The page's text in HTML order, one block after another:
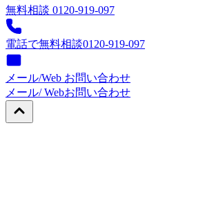
無料相談 0120-919-097
電話で無料相談0120-919-097
メール/Web お問い合わせ
メール/ Webお問い合わせ